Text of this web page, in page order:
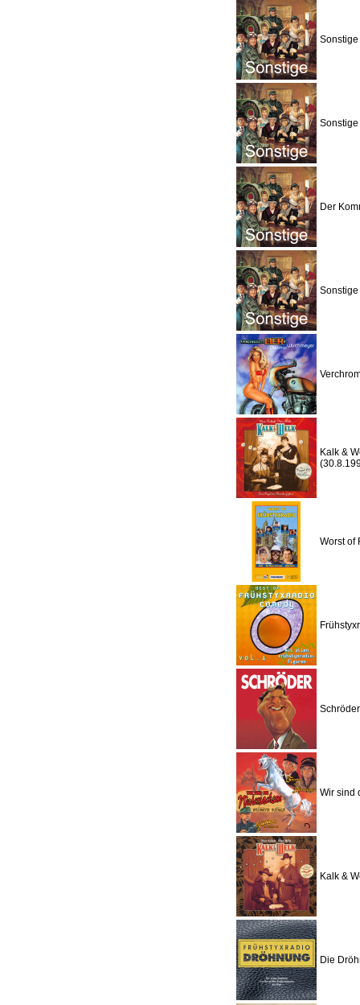
Der
Kalk &
Worst of
Wir sind
Kalk &
Die